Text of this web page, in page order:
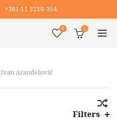
+381 11 3218-354
0 0
Ivan Aranđelović
Filters